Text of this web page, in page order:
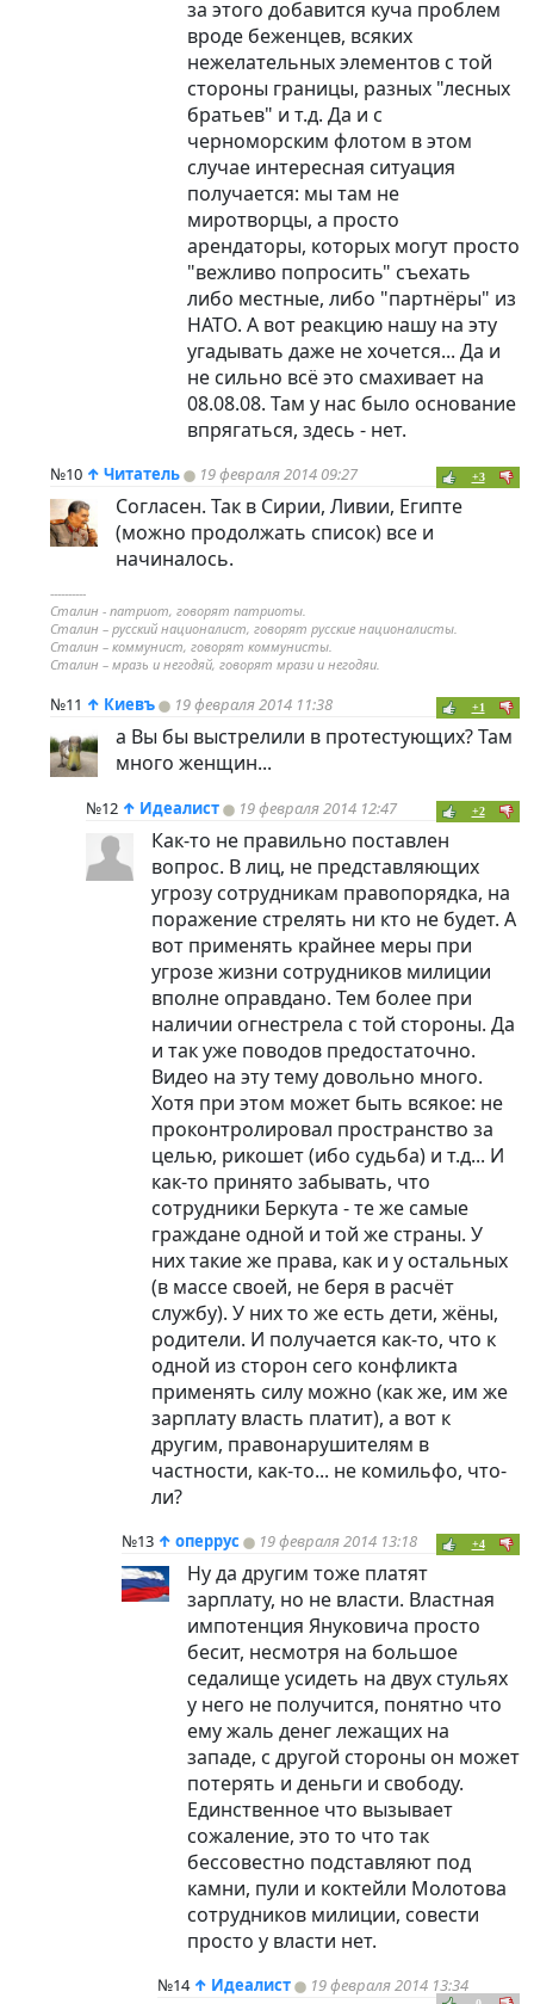
за этого добавится куча проблем
вроде беженцев, всяких
нежелательных элементов с той
стороны границы, разных "лесных
братьев" и т.д. Да и с
черноморским флотом в этом
случае интересная ситуация
получается: мы там не
миротворцы, а просто
арендаторы, которых могут просто
"вежливо попросить" съехать
либо местные, либо "партнёры" из
НАТО. А вот реакцию нашу на эту
угадывать даже не хочется... Да и
не сильно всё это смахивает на
08.08.08. Там у нас было основание
впрягаться, здесь - нет.
№10 ↑ Читатель 19 февраля 2014 09:27 +3
Согласен. Так в Сирии, Ливии, Египте
(можно продолжать список) все и
начиналось.
----------
Сталин - патриот, говорят патриоты.
Сталин – русский националист, говорят русские националисты.
Сталин – коммунист, говорят коммунисты.
Сталин – мразь и негодяй, говорят мрази и негодяи.
№11 ↑ Киевъ 19 февраля 2014 11:38 +1
а Вы бы выстрелили в протестующих? Там
много женщин...
№12 ↑ Идеалист 19 февраля 2014 12:47 +2
Как-то не правильно поставлен
вопрос. В лиц, не представляющих
угрозу сотрудникам правопорядка, на
поражение стрелять ни кто не будет. А
вот применять крайнее меры при
угрозе жизни сотрудников милиции
вполне оправдано. Тем более при
наличии огнестрела с той стороны. Да
и так уже поводов предостаточно.
Видео на эту тему довольно много.
Хотя при этом может быть всякое: не
проконтролировал пространство за
целью, рикошет (ибо судьба) и т.д... И
как-то принято забывать, что
сотрудники Беркута - те же самые
граждане одной и той же страны. У
них такие же права, как и у остальных
(в массе своей, не беря в расчёт
службу). У них то же есть дети, жёны,
родители. И получается как-то, что к
одной из сторон сего конфликта
применять силу можно (как же, им же
зарплату власть платит), а вот к
другим, правонарушителям в
частности, как-то... не комильфо, что-
ли?
№13 ↑ оперрус 19 февраля 2014 13:18 +4
Ну да другим тоже платят
зарплату, но не власти. Властная
импотенция Януковича просто
бесит, несмотря на большое
седалище усидеть на двух стульях
у него не получится, понятно что
ему жаль денег лежащих на
западе, с другой стороны он может
потерять и деньги и свободу.
Единственное что вызывает
сожаление, это то что так
бессовестно подставляют под
камни, пули и коктейли Молотова
сотрудников милиции, совести
просто у власти нет.
№14 ↑ Идеалист 19 февраля 2014 13:34